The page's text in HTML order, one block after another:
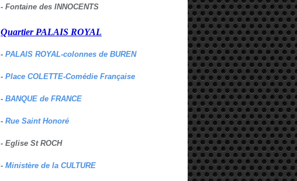
- Fontaine des INNOCENTS
Quartier PALAIS ROYAL
- PALAIS ROYAL-colonnes de BUREN
- Place COLETTE-Comédie Française
- BANQUE de FRANCE
- Rue Saint Honoré
- Eglise St ROCH
- Ministère de la CULTURE